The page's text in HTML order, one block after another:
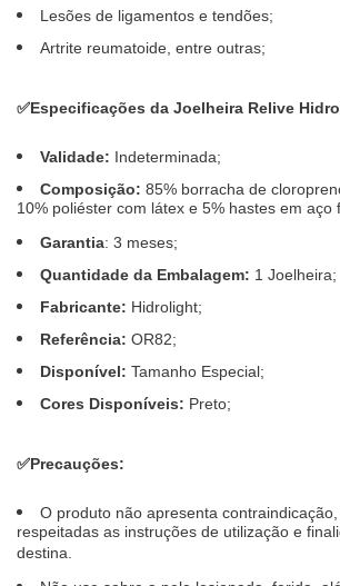
Lesões de ligamentos e tendões;
Artrite reumatoide, entre outras;
✅Especificações da Joelheira Relive
Validade: Indeterminada;
Composição: 85% borracha de
10% poliéster com látex e 5% hastes em aço
Garantia: 3 meses;
Quantidade da Embalagem: 1 Joelheira;
Fabricante: Hidrolight;
Referência: OR82;
Disponível: Tamanho Especial;
Cores Disponíveis: Preto;
✅Precauções:
O produto não apresenta
respeitadas as instruções de utilização e
destina.